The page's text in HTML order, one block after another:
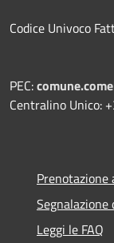
Codice Univoco
PEC:
Centralino Unico:
Segnalazione
Leggi le FAQ